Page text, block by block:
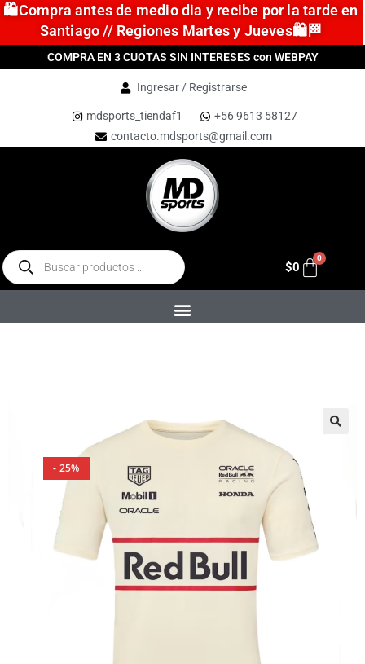
🛍️Compra antes de medio dia y recibe por la tarde en
Santiago // Regiones Martes y Jueves🛍️🏁
COMPRA EN 3 CUOTAS SIN INTERESES con WEBPAY
Ingresar / Registrarse
mdsports_tiendaf1
+56 9613 58127
contacto.mdsports@gmail.com
$0
- 25%